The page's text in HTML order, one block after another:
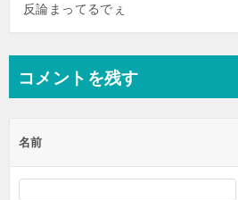
反論まってるでぇ
コメントを残す
名前